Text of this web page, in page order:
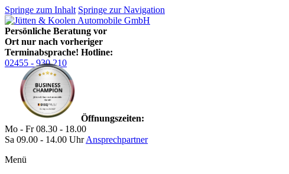
Springe zum Inhalt Springe zur Navigation
Persönliche Beratung vor
Ort nur nach vorheriger
Terminabsprache! Hotline:
02455 - 930 210
Öffnungszeiten:
Mo - Fr 08.30 - 18.00
Sa 09.00 - 14.00 Uhr Ansprechpartner
Menü